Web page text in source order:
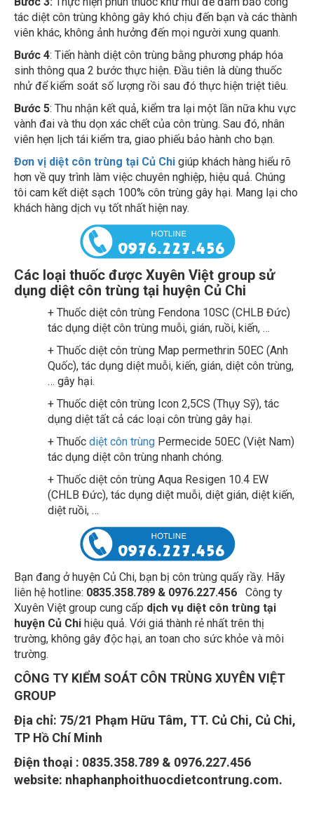
tác diệt côn trùng không gây khó chịu đến bạn và các thành
viên khác, không ảnh hưởng đến mọi người xung quanh.
Bước 4 : Tiến hành diệt côn trùng bằng phương pháp hóa
sinh thông qua 2 bước thực hiện. Đầu tiên là dùng thuốc
nhử để kiểm soát số lượng rồi sau đó thực hiện triệt tiêu.
Bước 5 : Thu nhận kết quả, kiểm tra lại một lần nữa khu vực
vành đai và thu dọn xác chết của côn trùng. Sau đó, nhân
viên hẹn lịch tái kiểm tra, giao phiếu bảo hành cho bạn.
Đơn vị diệt côn trùng tại Củ Chi
giúp khách hàng hiểu rõ
hơn về quy trình làm việc chuyên nghiệp, hiệu quả. Chúng
tôi cam kết diệt sạch 100% côn trùng gây hại. Mang lại cho
khách hàng dịch vụ tốt nhất hiện nay.
Các loại thuốc được Xuyên Việt group sử
dụng diệt côn trùng tại huyện Củ Chi
+ Thuốc diệt côn trùng Fendona 10SC (CHLB Đức)
tác dụng diệt côn trùng muỗi, gián, ruồi, kiến, …
+ Thuốc diệt côn trùng Map permethrin 50EC (Anh
Quốc), tác dụng diệt muỗi, kiến, gián, diệt côn trùng,
… gây hại.
+ Thuốc diệt côn trùng Icon 2,5CS (Thụy Sỹ), tác
dụng diệt tất cả các loại côn trùng gây hại.
+ Thuốc
diệt côn trùng
Permecide 50EC (Việt Nam)
tác dụng diệt côn trùng nhanh chóng.
+ Thuốc diệt côn trùng Aqua Resigen 10.4 EW
(CHLB Đức), tác dụng diệt muỗi, diệt gián, diệt kiến,
diệt ruồi, …
Bạn đang ở huyện Củ Chi, bạn bị côn trùng quấy rầy. Hãy
liên hệ hotline:0835.358.789 & 0976.227.456Công ty
Xuyên Việt group cung cấpdịch vụ diệt côn trùng tại
huyện Củ Chihiệu quả. Với giá thành rẻ nhất trên thị
trường, không gây độc hại, an toan cho sức khỏe và môi
trường.
CÔNG TY KIỂM SOÁT CÔN TRÙNG XUYÊN VIỆT
GROUP
Địa chỉ: 75/21 Phạm Hữu Tâm, TT. Củ Chi, Củ Chi,
TP Hồ Chí Minh
Điện thoại : 0835.358.789 & 0976.227.456
website: nhaphanphoithuocdietcontrung.com.